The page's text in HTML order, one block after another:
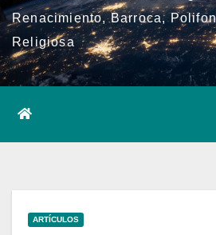
Renacimiento, Barroca,
Religiosa
ARTÍCULOS